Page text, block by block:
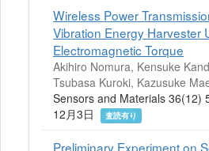
Wireless Power
Vibration Energy Harvester
Electromagnetic Torque
Akihiro Nomura, Kensuke
Tsubasa Kuroki, Kazusuke
Sensors and Materials 36(12)
12月3日
査読有り
Preliminary Experiment on